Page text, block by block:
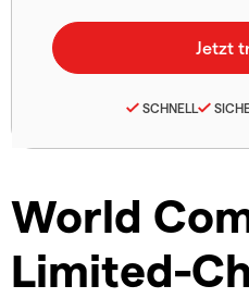
World
Limited-
SCHNELL